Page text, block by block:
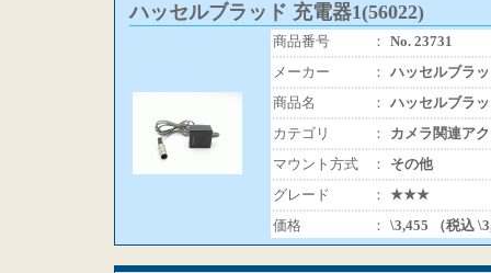
ハッセルブラッド 充電器1(56022)
商品番号 ： No. 23731
メーカー
： ハッセルブラ
商品名
： ハッセルブラ
カテゴリ
：
カメラ関連ア
マウント方式
：
その他
グレード
： ★★★
価格
： \3,455 （税込